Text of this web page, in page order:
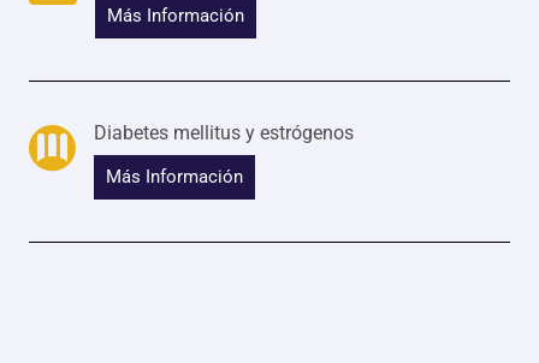
Más Información
Diabetes mellitus y estrógenos
Más Información